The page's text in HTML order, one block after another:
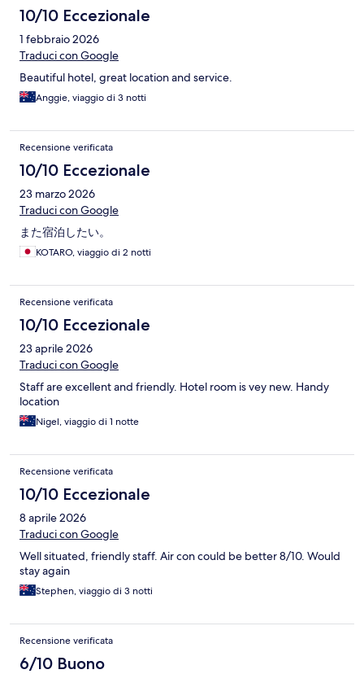
10/10 Eccezionale
1 febbraio 2026
Traduci con Google
Beautiful hotel, great location and service.
Anggie, viaggio di 3 notti
Recensione verificata
10/10 Eccezionale
23 marzo 2026
Traduci con Google
また宿泊したい。
KOTARO, viaggio di 2 notti
Recensione verificata
10/10 Eccezionale
23 aprile 2026
Traduci con Google
Staff are excellent and friendly. Hotel room is vey new. Handy
location
Nigel, viaggio di 1 notte
Recensione verificata
10/10 Eccezionale
8 aprile 2026
Traduci con Google
Well situated, friendly staff. Air con could be better 8/10. Would
stay again
Stephen, viaggio di 3 notti
Recensione verificata
6/10 Buono